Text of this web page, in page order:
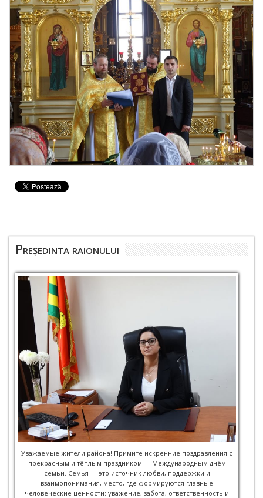
Președinta raionului
Уважаемые жители района! Примите искренние поздравления с
прекрасным и тёплым праздником — Международным днём
семьи. Семья — это источник любви, поддержки и
взаимопонимания, место, где формируются главные
человеческие ценности: уважение, забота, ответственность и